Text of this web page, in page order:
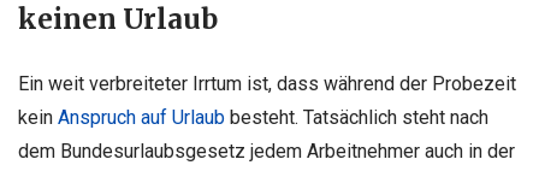
keinen Urlaub
Ein weit verbreiteter Irrtum ist, dass während der Probezeit
kein Anspruch auf Urlaub besteht. Tatsächlich steht nach
dem Bundesurlaubsgesetz jedem Arbeitnehmer auch in der